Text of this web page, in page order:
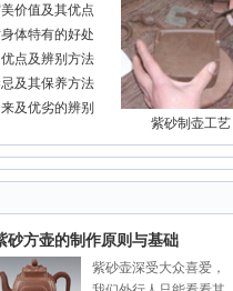
价值及其优点
体特有的好处
点及辨别方法
及其保养方法
及优劣的辨别
紫砂制壶工艺
砂方壶的制作原则与基础
紫砂壶深受大众喜爱，